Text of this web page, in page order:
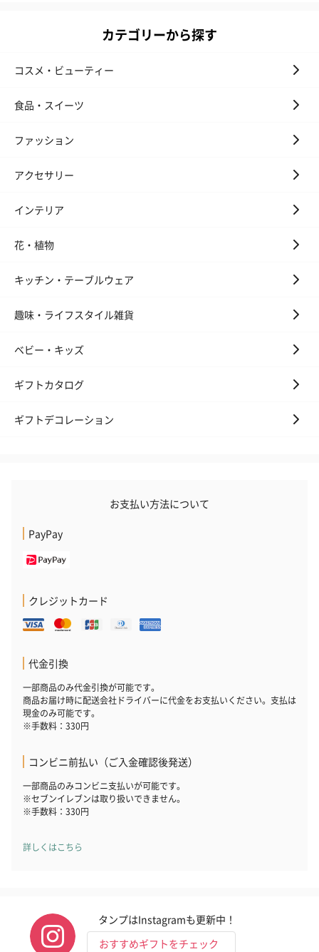
カテゴリーから探す
コスメ・ビューティー
食品・スイーツ
ファッション
アクセサリー
インテリア
花・植物
キッチン・テーブルウェア
趣味・ライフスタイル雑貨
ベビー・キッズ
ギフトカタログ
ギフトデコレーション
お支払い方法について
PayPay
クレジットカード
代金引換
一部商品のみ代金引換が可能です。
商品お届け時に配送会社ドライバーに代金をお支払いください。支払は
現金のみ可能です。
※手数料：330円
コンビニ前払い（ご入金確認後発送）
一部商品のみコンビニ支払いが可能です。
※セブンイレブンは取り扱いできません。
※手数料：330円
詳しくはこちら
タンプはInstagramも更新中！
おすすめギフトをチェック